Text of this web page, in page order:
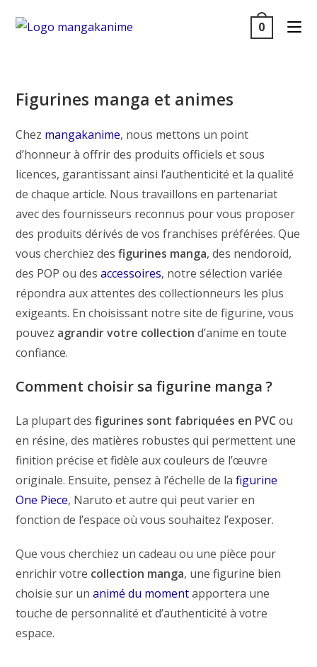
0
Figurines manga et animes
Chez mangakanime, nous mettons un point
d’honneur à offrir des produits officiels et sous
licences, garantissant ainsi l’authenticité et la qualité
de chaque article. Nous travaillons en partenariat
avec des fournisseurs reconnus pour vous proposer
des produits dérivés de vos franchises préférées. Que
vous cherchiez desfigurines manga, des nendoroid,
des POP ou desaccessoires, notre sélection variée
répondra aux attentes des collectionneurs les plus
exigeants. En choisissant notre site de figurine, vous
pouvez agrandir votre collection d’anime en toute
confiance.
Comment choisir sa figurine manga ?
La plupart desfigurines sont fabriquées en PVCou
en résine, des matières robustes qui permettent une
finition précise et fidèle aux couleurs de l’œuvre
originale. Ensuite, pensez à l’échelle de lafigurine
One Piece, Naruto et autre qui peut varier en
fonction de l’espace où vous souhaitez l’exposer.
Que vous cherchiez un cadeau ou une pièce pour
enrichir votre collection manga, une figurine bien
choisie sur unanimé du momentapportera une
touche de personnalité et d’authenticité à votre
espace.